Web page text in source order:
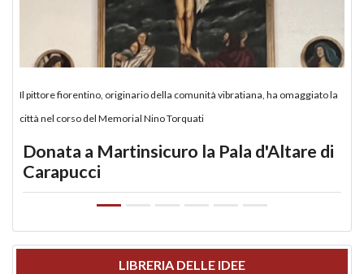
Il pittore fiorentino, originario della comunità vibratiana, ha omaggiato la
città nel corso del Memorial Nino Torquati
Donata a Martinsicuro la Pala d'Altare di
Carapucci
LIBRERIA DELLE IDEE